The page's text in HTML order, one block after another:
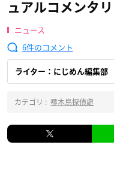
ュアルコメンタ
ニュース
6
ライター：にじめん編集部
カテゴリ : 啄木鳥探偵處